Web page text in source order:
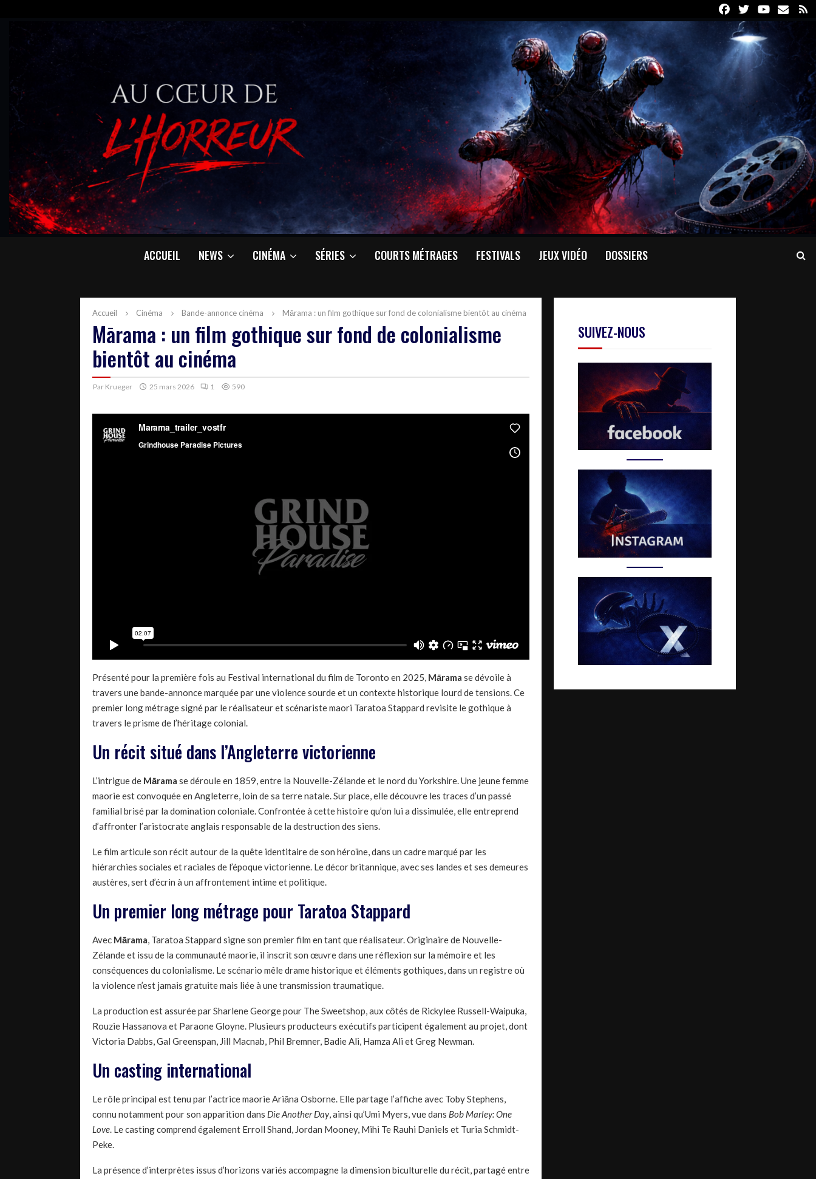
FacebookTwitterYoutube
Email
ACCUEIL NEWS CINÉMA SÉRIES COURTS MÉTRAGES FESTIVALS JEUX VIDÉO DOSSIERS
Accueil Cinéma Bande-annonce cinéma Mārama : un film gothique sur fond de colonialisme bientôt au cinéma
Mārama : un film gothique sur fond de colonialisme
bientôt au cinéma
Par Krueger 25 mars 2026 1 590
Présenté pour la première fois au Festival international du film de Toronto en 2025, Mārama se dévoile à
travers une bande-annonce marquée par une violence sourde et un contexte historique lourd de tensions. Ce
premier long métrage signé par le réalisateur et scénariste maori Taratoa Stappard revisite le gothique à
travers le prisme de l’héritage colonial.
Un récit situé dans l’Angleterre victorienne
L’intrigue de Mārama se déroule en 1859, entre la Nouvelle-Zélande et le nord du Yorkshire. Une jeune femme
maorie est convoquée en Angleterre, loin de sa terre natale. Sur place, elle découvre les traces d’un passé
familial brisé par la domination coloniale. Confrontée à cette histoire qu’on lui a dissimulée, elle entreprend
d’affronter l’aristocrate anglais responsable de la destruction des siens.
Le film articule son récit autour de la quête identitaire de son héroïne, dans un cadre marqué par les
hiérarchies sociales et raciales de l’époque victorienne. Le décor britannique, avec ses landes et ses demeures
austères, sert d’écrin à un affrontement intime et politique.
Un premier long métrage pour Taratoa Stappard
Avec Mārama, Taratoa Stappard signe son premier film en tant que réalisateur. Originaire de Nouvelle-
Zélande et issu de la communauté maorie, il inscrit son œuvre dans une réflexion sur la mémoire et les
conséquences du colonialisme. Le scénario mêle drame historique et éléments gothiques, dans un registre où
la violence n’est jamais gratuite mais liée à une transmission traumatique.
La production est assurée par Sharlene George pour The Sweetshop, aux côtés de Rickylee Russell-Waipuka,
Rouzie Hassanova et Paraone Gloyne. Plusieurs producteurs exécutifs participent également au projet, dont
Victoria Dabbs, Gal Greenspan, Jill Macnab, Phil Bremner, Badie Ali, Hamza Ali et Greg Newman.
Un casting international
Le rôle principal est tenu par l’actrice maorie Ariāna Osborne. Elle partage l’affiche avec Toby Stephens,
connu notamment pour son apparition dans Die Another Day, ainsi qu’Umi Myers, vue dans Bob Marley: One
Love. Le casting comprend également Erroll Shand, Jordan Mooney, Mihi Te Rauhi Daniels et Turia Schmidt-
Peke.
La présence d’interprètes issus d’horizons variés accompagne la dimension biculturelle du récit, partagé entre
SUIVEZ-NOUS